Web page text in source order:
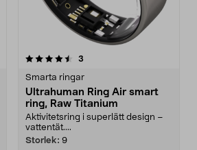
3
Smarta ringar
Ultrahuman Ring Air smart
ring, Raw Titanium
Aktivitetsring i superlätt design –
vattentät....
Storlek: 9